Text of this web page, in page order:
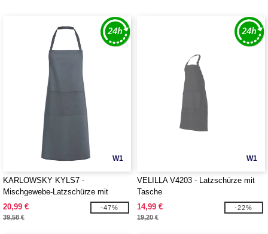
W1
KARLOWSKY KYLS7 -
Mischgewebe-Latzschürze mit
Tasche
20,99 €
39,58 €
-47%
W1
VELILLA V4203 - Latzschürze mit
Tasche
14,99 €
19,20 €
-22%